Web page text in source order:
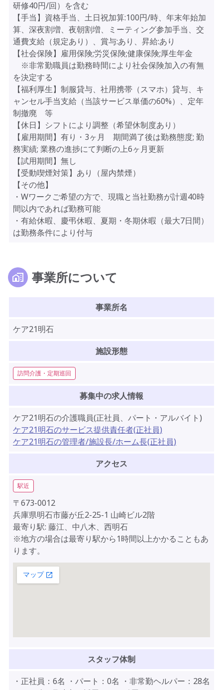
研修40円/回）を含む
【手当】資格手当、土日祝加算:100円/時、年末年始加
算、深夜割増、夜朝割増、ミーティング参加手当、交
通費支給（規定あり）、賞与:あり、昇給:あり
【社会保険】雇用保険;労災保険;健康保険;厚生年金
※非常勤職員は勤務時間により社会保険加入の有無
を決定する
【福利厚生】制服貸与、社用携帯（スマホ）貸与、キ
ャンセル手当支給（当該サービス単価の60%）、定年
制撤廃 等
【休日】シフトにより調整（希望休制度あり）
【雇用期間】有り・3ヶ月 期間満了後は勤務態度; 勤
務実績; 業務の進捗にて判断の上6ヶ月更新
【試用期間】無し
【受動喫煙対策】あり（屋内禁煙）
【その他】
・Wワークご希望の方で、現職と当社勤務が計週40時
間以内であれば勤務可能
・有給休暇、慶弔休暇、夏期・冬期休暇（最大7日間）
は勤務条件により付与
事業所について
事業所名
ケア21明石
施設形態
訪問介護・定期巡回
募集中の求人情報
ケア21明石の介護職員(正社員、パート・アルバイト)
ケア21明石のサービス提供責任者(正社員)
ケア21明石の管理者/施設長/ホーム長(正社員)
アクセス
駅近
〒673-0012
兵庫県明石市藤が丘2-25-1 山崎ビル2階
最寄り駅: 藤江、中八木、西明石
※地方の場合は最寄り駅から1時間以上かかることもあ
ります。
スタッフ体制
・正社員：6名 ・パート：0名 ・非常勤ヘルパー：28名